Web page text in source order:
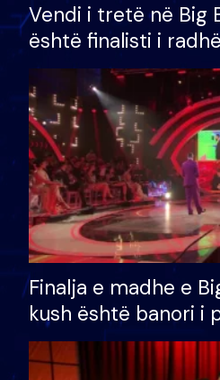
Vendi i tretë në Big
është finalisti i
Finalja e madhe e
kush është banori i
shtëpinë dhe humb
të fituar çmimin e